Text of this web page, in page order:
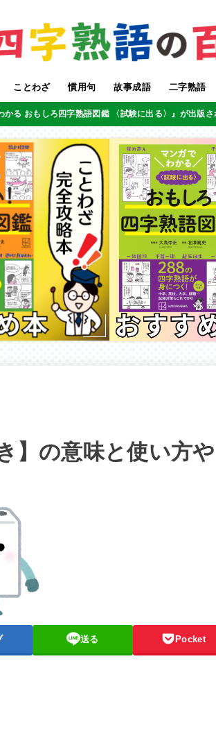
ことわざ 慣用句 故事成語 二字熟語
かる おもしろ四字熟語図鑑 〈試験に出る〉』が出版
】の意味と使い方や
送る Pocket